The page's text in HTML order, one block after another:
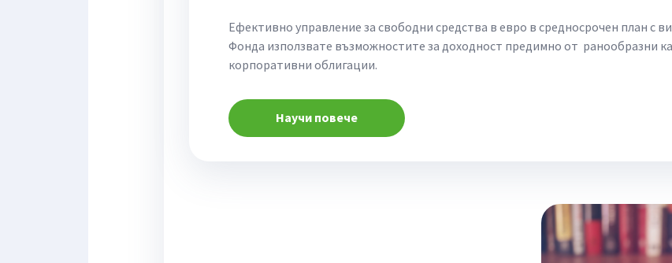
Ефективно управление за свободни средства в евро в средносрочен план с
Фонда използвате възможностите за доходност предимно от ранообразни
корпоративни облигации.
Научи повече